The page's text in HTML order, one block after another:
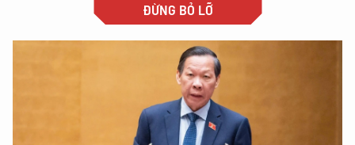
ĐỪNG BỎ LỠ